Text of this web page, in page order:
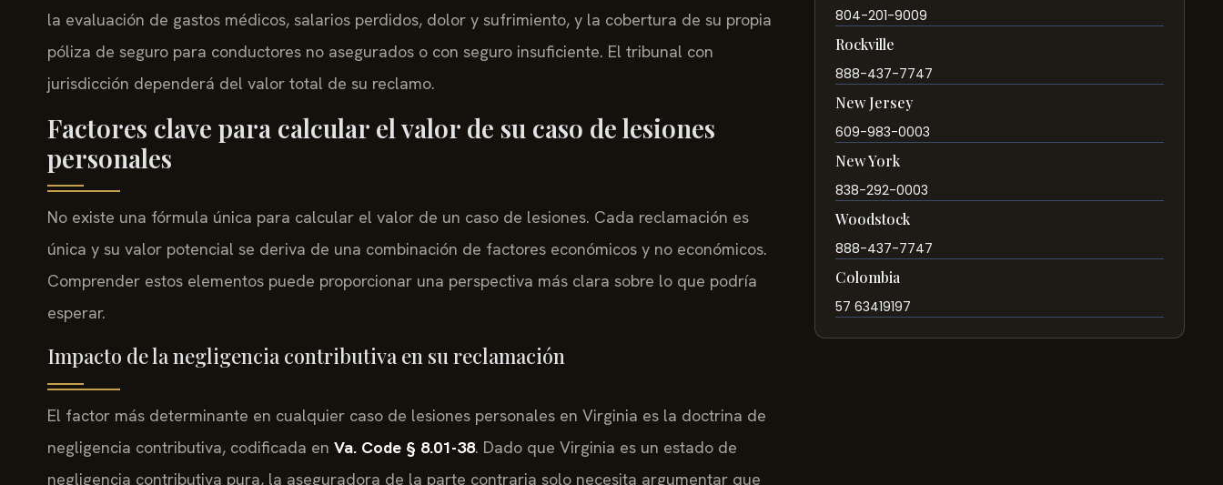
la evaluación de gastos médicos, salarios perdidos, dolor y sufrimiento, y la cobertura de su propia
póliza de seguro para conductores no asegurados o con seguro insuficiente. El tribunal con
jurisdicción dependerá del valor total de su reclamo.
Factores clave para calcular el valor de su caso de lesiones
personales
No existe una fórmula única para calcular el valor de un caso de lesiones. Cada reclamación es
única y su valor potencial se deriva de una combinación de factores económicos y no económicos.
Comprender estos elementos puede proporcionar una perspectiva más clara sobre lo que podría
esperar.
Impacto de la negligencia contributiva en su reclamación
El factor más determinante en cualquier caso de lesiones personales en Virginia es la doctrina de
negligencia contributiva, codificada en Va. Code § 8.01-38. Dado que Virginia es un estado de
negligencia contributiva pura, la aseguradora de la parte contraria solo necesita argumentar que
804-201-9009
Rockville
888-437-7747
New Jersey
609-983-0003
New York
838-292-0003
Woodstock
888-437-7747
Colombia
57 63419197